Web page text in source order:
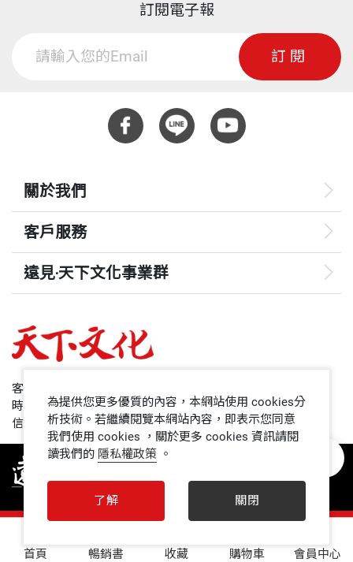
訂閱電子報
訂閱
關於我們
客戶服務
遠見‧天下文化事業群
哈佛商業評論
領導影響力學院
1號課堂
客服專線：+886 2 2662-0012
時間：週一~週五9:00~12:30;13:30~17:00
信箱：service@cwgv.com.tw
為提供您更多優質的內容，本網站使用 cookies分
析技術。若繼續閱覽本網站內容，即表示您同意
我們使用 cookies ，關於更多 cookies 資訊請閱
讀我們的 隱私權政策 。
了解 關閉
首頁 暢銷書 收藏 購物車 會員中心